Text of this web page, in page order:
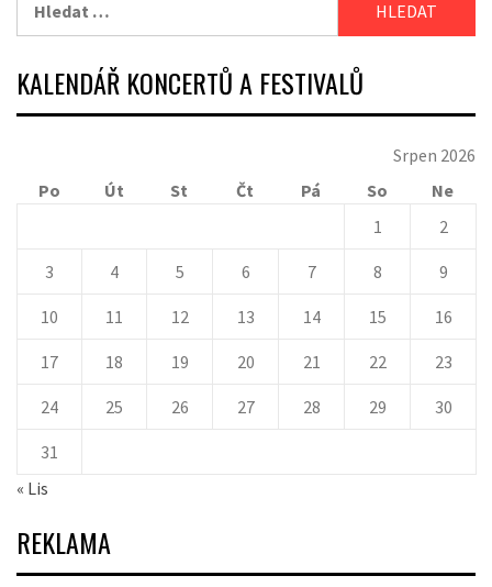
KALENDÁŘ KONCERTŮ A FESTIVALŮ
Srpen 2026
Po
Út St Čt Pá So
Ne
1
2
3 4 5 6 7 8 9
10 11 12 13 14 15 16
17 18 19 20 21 22 23
24 25 26 27 28 29 30
31
« Lis
REKLAMA